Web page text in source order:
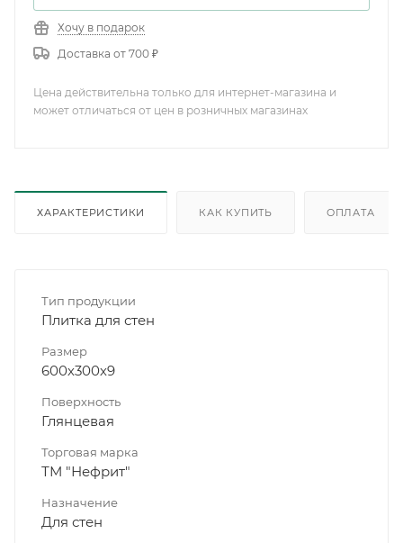
Хочу в подарок
Доставка от 700 ₽
Цена действительна только для интернет-магазина и
может отличаться от цен в розничных магазинах
ХАРАКТЕРИСТИКИ КАК КУПИТЬ ОПЛАТА
Тип продукции
Плитка для стен
Размер
600х300х9
Поверхность
Глянцевая
Торговая марка
ТМ "Нефрит"
Назначение
Для стен